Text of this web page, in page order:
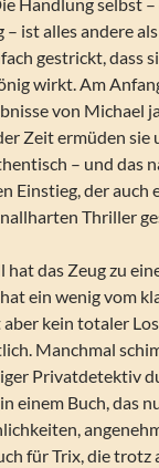
– ist alles andere
gestrickt, dass
wirkt. Am
von Michael
Zeit ermüden sie
– und das
Einstieg, der auch
Thriller
hat das Zeug zu
ein wenig vom
kein totaler
Manchmal
Privatdetektiv
einem Buch, das
für Trix, die trotz